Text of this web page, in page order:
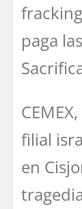
paga
filial
en